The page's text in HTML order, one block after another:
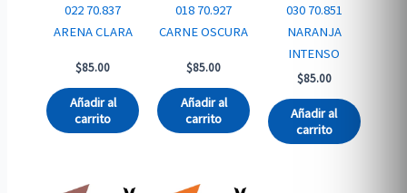
022 70.837
ARENA CLARA
$85.00
Añadir al
carrito
018 70.927
CARNE OSCURA
$85.00
Añadir al
carrito
030 70.851
NARANJA
INTENSO
$85.00
Añadir al
carrito